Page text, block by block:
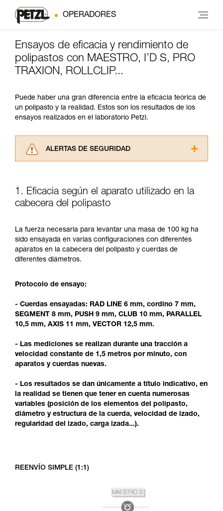
OPERADORES
Ensayos de eficacia y rendimiento de
polipastos con MAESTRO, I’D S, PRO
TRAXION, ROLLCLIP...
Puede haber una gran diferencia entre la eficacia teórica de
un polipasto y la realidad. Estos son los resultados de los
ensayos realizados en el laboratorio Petzl.
ALERTAS DE SEGURIDAD
consultarlo. Usted debe comprender la
información de la ficha técnica para poder
comprender este complemento informativo.
y un entrenamiento específico. Confirme a
través de un profesional su capacidad para
ejecutar estas técnicas, solo y con total
seguridad, antes de ejecutarlas de forma
su actividad. Pueden existir otras que no
1. Eficacia según el aparato utilizado en la
cabecera del polipasto
La fuerza necesaria para levantar una masa de 100 kg ha
sido ensayada en varias configuraciones con diferentes
aparatos en la cabecera del polipasto y cuerdas de
diferentes diámetros.
Protocolo de ensayo:
- Cuerdas ensayadas: RAD LINE 6 mm, cordino 7 mm,
SEGMENT 8 mm, PUSH 9 mm, CLUB 10 mm, PARALLEL
10,5 mm, AXIS 11 mm, VECTOR 12,5 mm.
- Las mediciones se realizan durante una tracción a
velocidad constante de 1,5 metros por minuto, con
aparatos y cuerdas nuevas.
- Los resultados se dan únicamente a título indicativo, en
la realidad se tienen que tener en cuenta numerosas
variables (posición de los elementos del polipasto,
diámetro y estructura de la cuerda, velocidad de izado,
regularidad del izado, carga izada...).
REENVÍO SIMPLE (1:1)